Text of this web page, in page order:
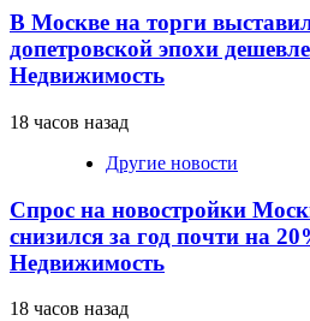
В Москве на торги
допетровской эпохи
Недвижимость
18 часов назад
Другие новости
Спрос на новостройки
снизился за год почти на
Недвижимость
18 часов назад